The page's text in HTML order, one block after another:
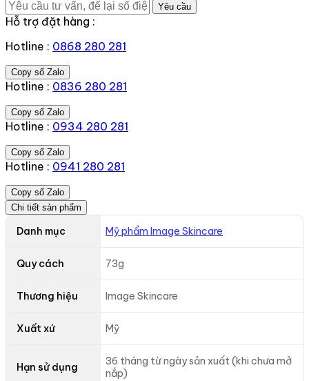
Yêu cầu
Hỗ trợ đặt hàng :
Hotline : 0868 280 281
Copy số Zalo
Hotline : 0836 280 281
Copy số Zalo
Hotline : 0934 280 281
Copy số Zalo
Hotline : 0941 280 281
Copy số Zalo
Chi tiết sản phẩm
Danh mục Mỹ phẩm Image Skincare
Quy cách 73g
Thương hiệu Image Skincare
Xuất xứ Mỹ
Hạn sử dụng
36 tháng từ ngày sản xuất (khi chưa mở
nắp)